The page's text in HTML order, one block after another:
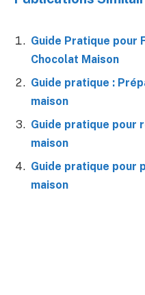
Guide Pratique pour
Chocolat Maison
Guide pratique :
maison
Guide pratique pour
maison
Guide pratique pour
maison